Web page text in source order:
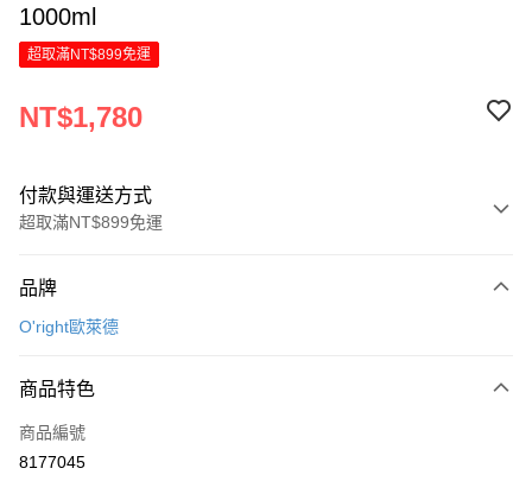
1000ml
超取滿NT$899免運
NT$1,780
付款與運送方式
超取滿NT$899免運
信用卡一次付款
Apple Pay
街口支付
品牌
O'right歐萊德
商品特色
商品編號
8177045